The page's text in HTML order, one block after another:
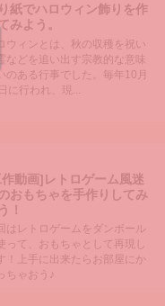
紙でハロウィン飾りを作
みよう。
ウィンとは、秋の収穫を祝い
などを追い出す宗教的な意味
のある行事でした。毎年10月
に行われ、現...
動画]レトロゲーム風迷
おもちゃを手作りしてみ
！
はレトロゲームをダンボール
って、おもちゃとして再現し
！上手に出来たらお部屋にか
ちゃおう♪